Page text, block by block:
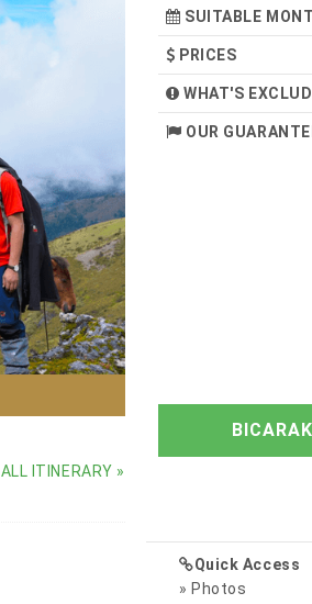
ITINERARY »
SUITABLE
PRICES
WHAT'S
OUR
Quick Access
» Photos